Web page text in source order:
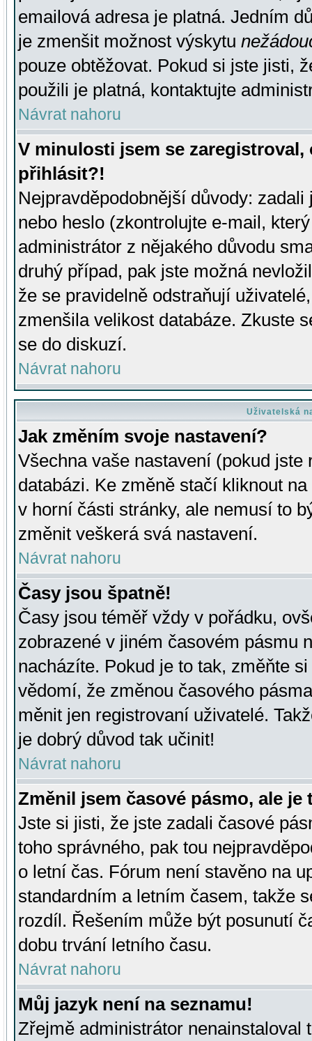
emailová adresa je platná. Jedním
je zmenšit možnost výskytu
pouze obtěžovat. Pokud si jste jisti,
použili je platná, kontaktujte
Návrat nahoru
V minulosti jsem se
přihlásit?!
Nejpravděpodobnější důvody:
nebo heslo (zkontrolujte e-mail,
administrátor z nějakého důvodu
druhý případ, pak jste možná
že se pravidelně odstraňují
zmenšila velikost databáze. Zkuste
se do diskuzí.
Návrat nahoru
Uživatelská
Jak změním svoje nastavení?
Všechna vaše nastavení (pokud
databázi. Ke změně stačí kliknout
v horní části stránky, ale nemusí to
změnit veškerá svá nastavení.
Návrat nahoru
Časy jsou špatně!
Časy jsou téměř vždy v pořádku,
zobrazené v jiném časovém pásmu
nacházíte. Pokud je to tak, změňte
vědomí, že změnou časového
měnit jen registrovaní uživatelé.
je dobrý důvod tak učinit!
Návrat nahoru
Změnil jsem časové pásmo, ale je
Jste si jisti, že jste zadali časové
toho správného, pak tou
o letní čas. Fórum není stavěno na
standardním a letním časem, takže
rozdíl. Řešením může být posunutí
dobu trvání letního času.
Návrat nahoru
Můj jazyk není na seznamu!
Zřejmě administrátor nenainstaloval